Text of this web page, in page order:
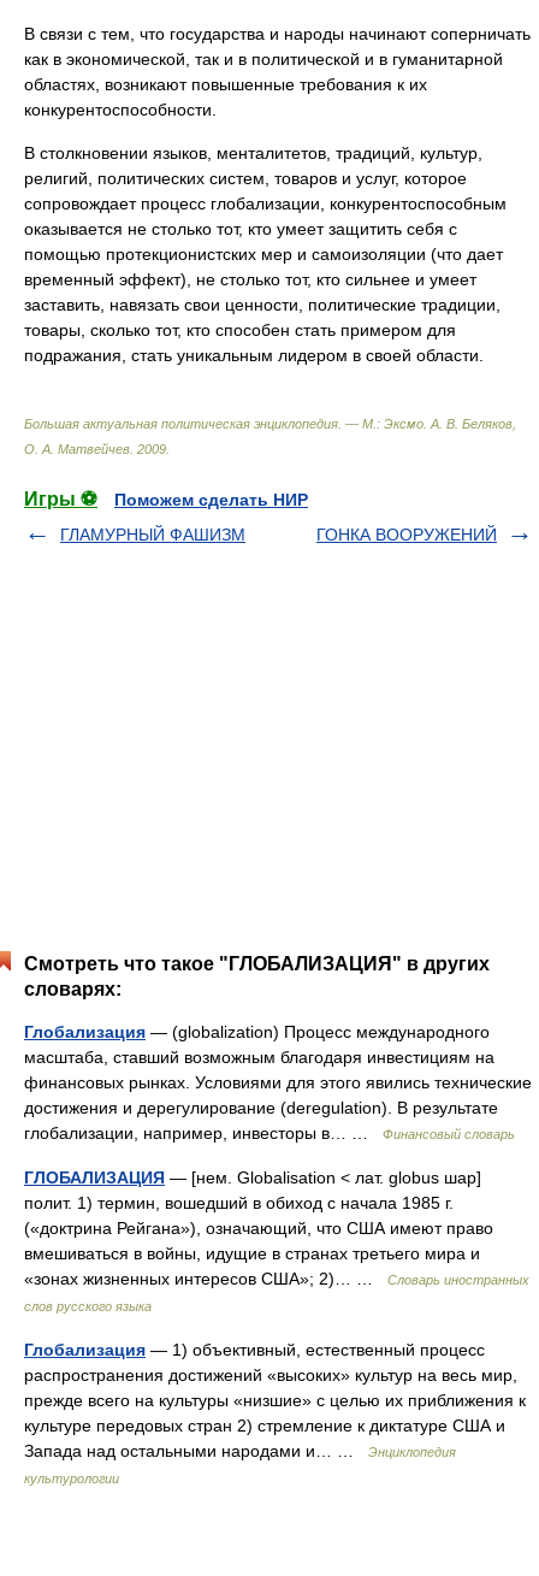
В связи с тем, что государства и народы начинают соперничать
как в экономической, так и в политической и в гуманитарной
областях, возникают повышенные требования к их
конкурентоспособности.
В столкновении языков, менталитетов, традиций, культур,
религий, политических систем, товаров и услуг, которое
сопровождает процесс глобализации, конкурентоспособным
оказывается не столько тот, кто умеет защитить себя с
помощью протекционистских мер и самоизоляции (что дает
временный эффект), не столько тот, кто сильнее и умеет
заставить, навязать свои ценности, политические традиции,
товары, сколько тот, кто способен стать примером для
подражания, стать уникальным лидером в своей области.
Большая актуальная политическая энциклопедия. — М.: Эксмо А. В. Беляков,
О. А. Матвейчев 2009
Игры ⚽
Поможем сделать НИР
ГЛАМУРНЫЙ ФАШИЗМ
ГОНКА ВООРУЖЕНИЙ
Смотреть что такое "ГЛОБАЛИЗАЦИЯ" в других
словарях:
Глобализация — (globalization) Процесс международного
масштаба, ставший возможным благодаря инвестициям на
финансовых рынках. Условиями для этого явились технические
достижения и дерегулирование (deregulation). В результате
глобализации, например, инвесторы в… …
Финансовый словарь
ГЛОБАЛИЗАЦИЯ — [нем. Globalisation < лат. globus шар]
полит. 1) термин, вошедший в обиход с начала 1985 г.
(«доктрина Рейгана»), означающий, что США имеют право
вмешиваться в войны, идущие в странах третьего мира и
«зонах жизненных интересов США»; 2)… …
Словарь иностранных
слов русского языка
Глобализация — 1) объективный, естественный процесс
распространения достижений «высоких» культур на весь мир,
прежде всего на культуры «низшие» с целью их приближения к
культуре передовых стран 2) стремление к диктатуре США и
Запада над остальными народами и… …
Энциклопедия
культурологии